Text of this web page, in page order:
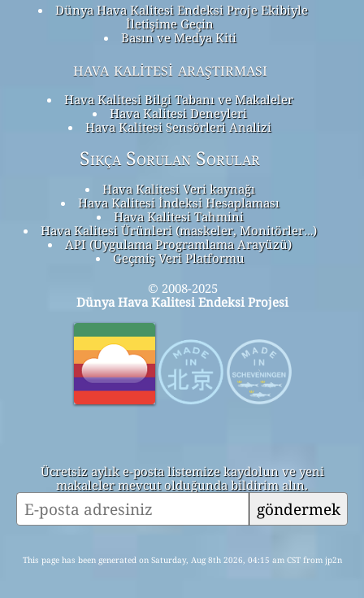
Dünya Hava Kalitesi Endeksi Proje Ekibiyle
İletişime Geçin
Basın ve Medya Kiti
hava kalitesi araştırması
Hava Kalitesi Bilgi Tabanı ve Makaleler
Hava Kalitesi Deneyleri
Hava Kalitesi Sensörleri Analizi
Sıkça Sorulan Sorular
Hava Kalitesi Veri kaynağı
Hava Kalitesi İndeksi Hesaplaması
Hava Kalitesi Tahmini
Hava Kalitesi Ürünleri (maskeler, Monitörler…)
API (Uygulama Programlama Arayüzü)
Geçmiş Veri Platformu
© 2008-2025
Dünya Hava Kalitesi Endeksi Projesi
Ücretsiz aylık e-posta listemize kaydolun ve yeni
makaleler mevcut olduğunda bildirim alın.
göndermek
This page has been generated on Saturday, Aug 8th 2026, 04:15 am CST from jp2n